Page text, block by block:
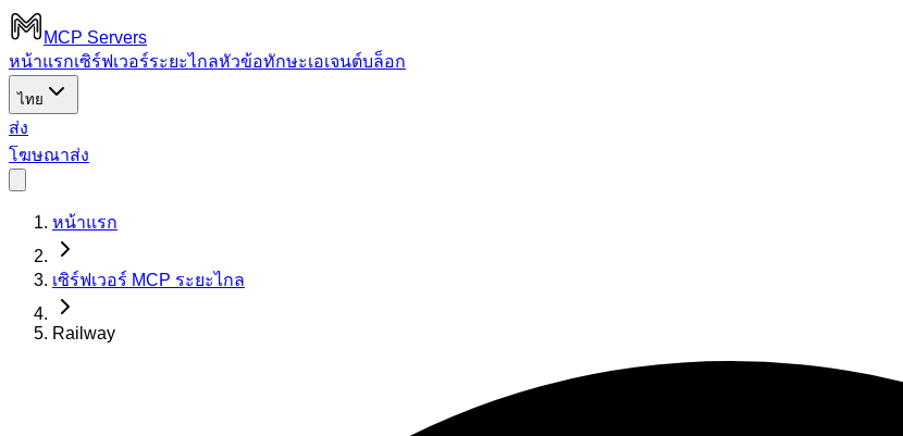
MCP Servers
หน้าแรกเซิร์ฟเวอร์ระยะไกลหัวข้อทักษะเอเจนต์บล็อก
ไทย
ส่ง
โฆษณาส่ง
หน้าแรก
เซิร์ฟเวอร์ MCP ระยะไกล
Railway